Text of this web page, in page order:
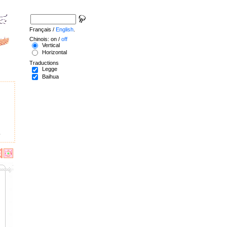
Français / English
Chinois: on / off
Vertical
Horizontal
Traductions
Legge
Baihua